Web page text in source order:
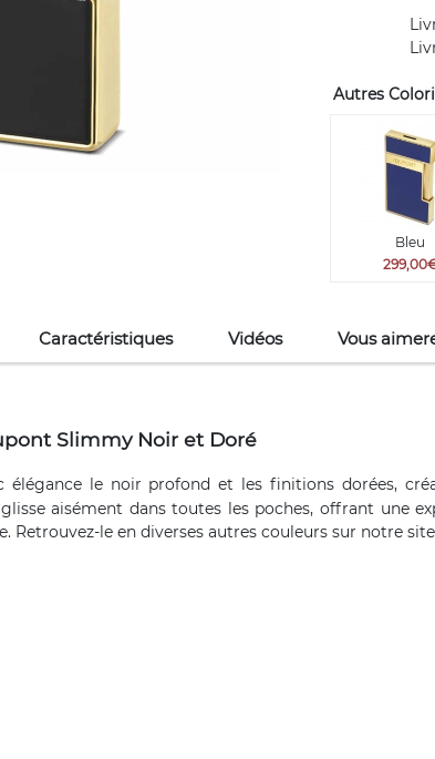
Autres
Bleu
Caractéristiques Vidéos Vous
Slimmy Noir et Doré
le noir profond et les finitions dorées,
aisément dans toutes les poches, offrant une
le en diverses autres couleurs sur notre